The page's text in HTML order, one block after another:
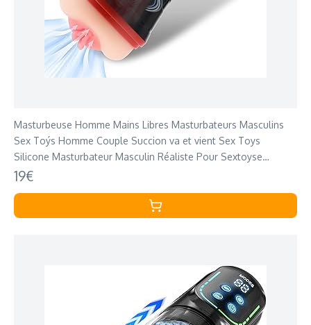
Masturbeuse Homme Mains Libres Masturbateurs Masculins
Sex Toýs Homme Couple Succion va et vient Sex Toys
Silicone Masturbateur Masculin Réaliste Pour Sextoyse
Sexmasturbâteur Masturbeuse
19€